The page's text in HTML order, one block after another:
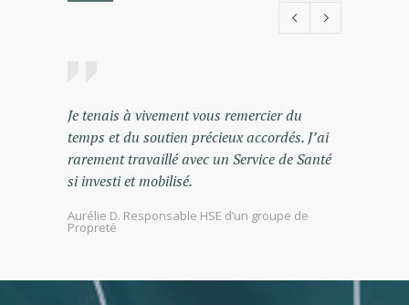
Le DUERP n’est plus un simple document,
c’est devenu un levier concret de dialogue et
d’action. Grâce à l’accompagnement de
l’AMI Paris, on a gagné en clarté, en
Charlotte, Responsable RH d’un grand groupe de